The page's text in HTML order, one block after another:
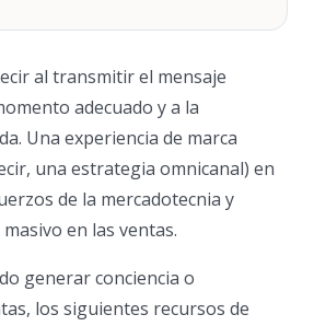
al transmitir el mensaje
adecuado y a la
Una experiencia de marca
una estrategia omnicanal) en
de la mercadotecnia y
en las ventas.
generar conciencia o
los siguientes recursos de